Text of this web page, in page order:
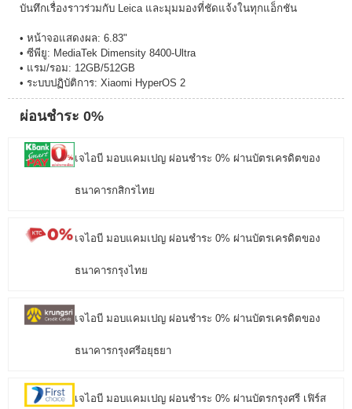
บันทึกเรื่องราวร่วมกับ Leica และมุมมองที่ชัดแจ้งในทุกแอ็กชัน
• หน้าจอแสดงผล: 6.83"
• ซีพียู: MediaTek Dimensity 8400-Ultra
• แรม/รอม: 12GB/512GB
• ระบบปฏิบัติการ: Xiaomi HyperOS 2
ผ่อนชำระ 0%
เจไอบี มอบแคมเปญ ผ่อนชำระ 0% ผ่านบัตรเครดิตของ
ธนาคารกสิกรไทย
เจไอบี มอบแคมเปญ ผ่อนชำระ 0% ผ่านบัตรเครดิตของ
ธนาคารกรุงไทย
เจไอบี มอบแคมเปญ ผ่อนชำระ 0% ผ่านบัตรเครดิตของ
ธนาคารกรุงศรีอยุธยา
เจไอบี มอบแคมเปญ ผ่อนชำระ 0% ผ่านบัตรกรุงศรี เฟิร์ส